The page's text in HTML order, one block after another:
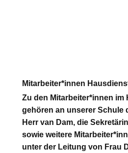
Mitarbeiter*innen
Zu den Mitarbeiter*innen im
gehören an unserer Schule
Herr van Dam, die
sowie weitere
unter der Leitung von Frau